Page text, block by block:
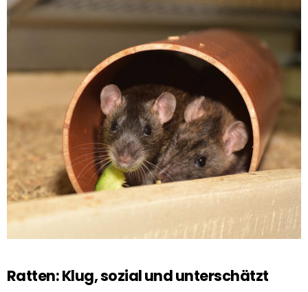
Ratten: Klug, sozial und unterschätzt